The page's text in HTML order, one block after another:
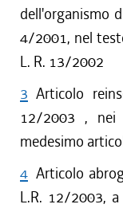
dell'organismo
4/2001, nel
L. R. 13/2002
3 Articolo
12/2003 , nei
medesimo
4 Articolo
L.R. 12/2003,